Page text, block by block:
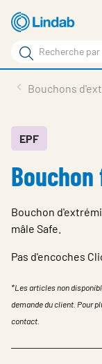
Aller
au
contenu
principal
Rechercher
Rechercher
sur
site
En vedette
À propos de
Downloads
Identification
Choisir la langue
Switzerland -
Bouchons
EPF
Bouchon
mâle Safe.
Pas d'encoches
*Les articles non
demande du client. Pour
contact.